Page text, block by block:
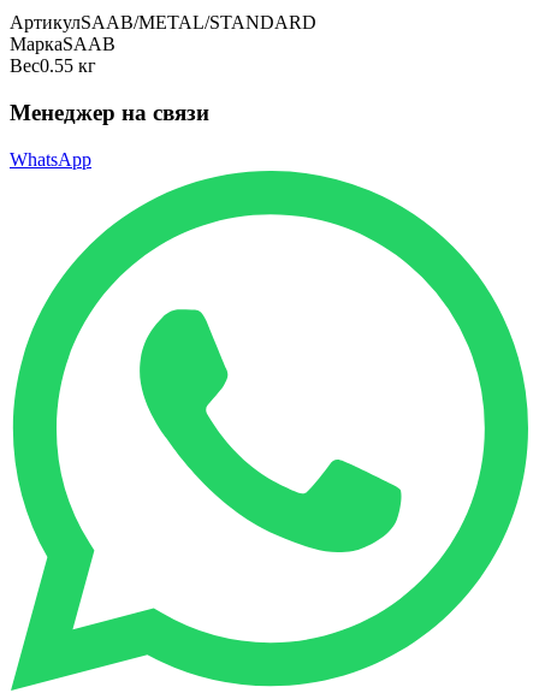
АртикулSAAB/METAL/STANDARD
МаркаSAAB
Вес0.55 кг
Менеджер на связи
WhatsApp